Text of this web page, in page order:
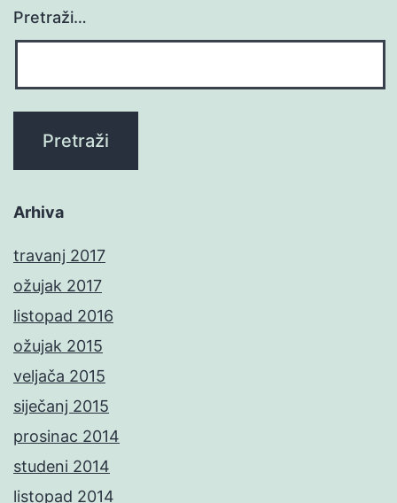
Pretraži…
Arhiva
travanj 2017
ožujak 2017
listopad 2016
ožujak 2015
veljača 2015
siječanj 2015
prosinac 2014
studeni 2014
listopad 2014